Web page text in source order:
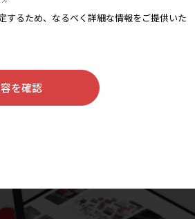
るため、なるべく詳細な情報をご提供いた
を確認